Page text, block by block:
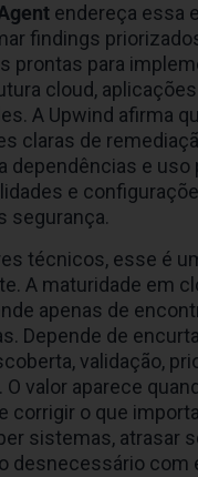
endereça essa
findings
prontas para
cloud,
A Upwind afirma
claras de
dependências e uso
e
segurança.
técnicos, esse é
A maturidade em
apenas de
Depende de
validação,
O valor aparece
corrigir o que
sistemas, atrasar
desnecessário com